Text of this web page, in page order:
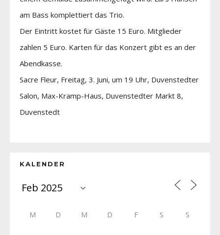
am Bass komplettiert das Trio.
Der Eintritt kostet für Gäste 15 Euro. Mitglieder
zahlen 5 Euro. Karten für das Konzert gibt es an der
Abendkasse.
Sacre Fleur, Freitag, 3. Juni, um 19 Uhr, Duvenstedter
Salon, Max-Kramp-Haus, Duvenstedter Markt 8,
Duvenstedt
KALENDER
M D M D F S S